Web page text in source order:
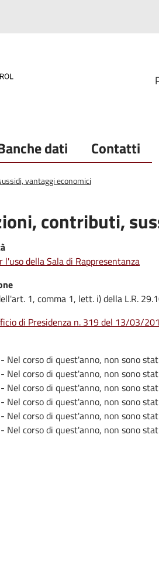
dati Contatti
vantaggi economici
contributi,
l'uso della Sala di Rappresentanza
1, comma 1, lett. i) della L.R.
di Presidenza n. 319 del 13/03/
Nel corso di quest'anno, non sono
Nel corso di quest'anno, non sono
Nel corso di quest'anno, non sono
Nel corso di quest'anno, non sono
Nel corso di quest'anno, non sono
Nel corso di quest'anno, non sono